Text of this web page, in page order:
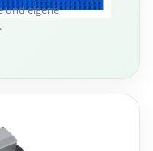
und eigene